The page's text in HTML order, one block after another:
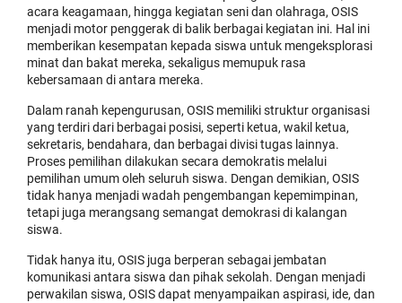
acara keagamaan, hingga kegiatan seni dan olahraga, OSIS
menjadi motor penggerak di balik berbagai kegiatan ini. Hal ini
memberikan kesempatan kepada siswa untuk mengeksplorasi
minat dan bakat mereka, sekaligus memupuk rasa
kebersamaan di antara mereka.
Dalam ranah kepengurusan, OSIS memiliki struktur organisasi
yang terdiri dari berbagai posisi, seperti ketua, wakil ketua,
sekretaris, bendahara, dan berbagai divisi tugas lainnya.
Proses pemilihan dilakukan secara demokratis melalui
pemilihan umum oleh seluruh siswa. Dengan demikian, OSIS
tidak hanya menjadi wadah pengembangan kepemimpinan,
tetapi juga merangsang semangat demokrasi di kalangan
siswa.
Tidak hanya itu, OSIS juga berperan sebagai jembatan
komunikasi antara siswa dan pihak sekolah. Dengan menjadi
perwakilan siswa, OSIS dapat menyampaikan aspirasi, ide, dan